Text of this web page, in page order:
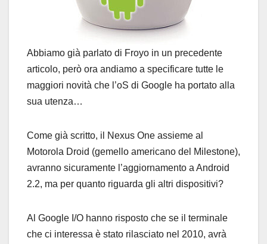
Abbiamo già parlato di Froyo in un precedente
articolo, però ora andiamo a specificare tutte le
maggiori novità che l’oS di Google ha portato alla
sua utenza…
Come già scritto, il Nexus One assieme al
Motorola Droid (gemello americano del Milestone),
avranno sicuramente l’aggiornamento a Android
2.2, ma per quanto riguarda gli altri dispositivi?
Al Google I/O hanno risposto che se il terminale
che ci interessa è stato rilasciato nel 2010, avrà